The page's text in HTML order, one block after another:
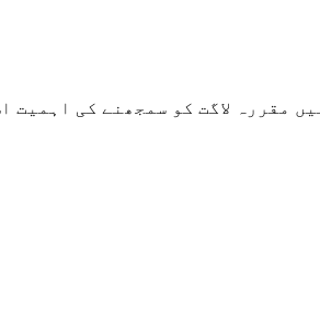
مقررہ لاگت کو سمجھنے کی